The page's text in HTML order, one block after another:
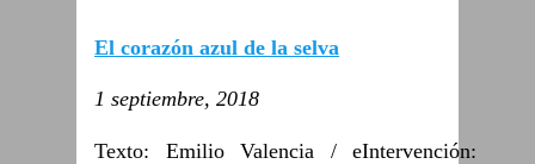
El corazón azul de la selva
1 septiembre, 2018
Texto: Emilio Valencia / eIntervención: